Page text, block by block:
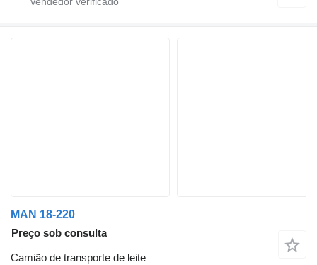
MAN 18-220
Preço sob consulta
Camião de transporte de leite